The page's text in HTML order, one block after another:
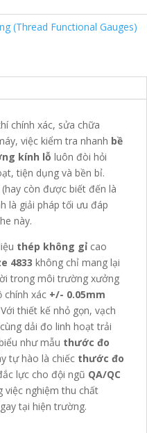
(Thread Functional Gauges)
chính xác, sửa chữa
việc kiểm tra nhanh bề
kính lỗ luôn đòi hỏi
tiện dụng và bền bỉ.
(hay còn được biết đến là
là giải pháp tối ưu đáp
này.
thép không gỉ cao
4833 không chỉ mang lại
trong môi trường xưởng
chính xác +/- 0.05mm
thiết kế nhỏ gọn, vạch
dải đo linh hoạt trải
như mẫu thước đo
tự hào là chiếc thước đo
lực cho đội ngũ QA/QC
việc nghiệm thu chất
tại hiện trường.